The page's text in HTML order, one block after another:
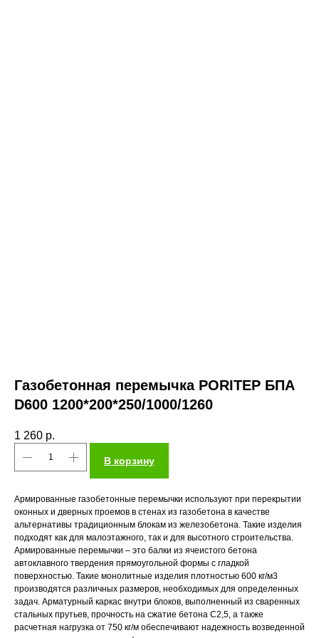
Газобетонная перемычка PORITEP БПА
D600 1200*200*250/1000/1260
1 260 р.
В корзину
Армированные газобетонные перемычки используют при перекрытии
оконных и дверных проемов в стенах из газобетона в качестве
альтернативы традиционным блокам из железобетона. Такие изделия
подходят как для малоэтажного, так и для высотного строительства.
Армированные перемычки – это балки из ячеистого бетона
автоклавного твердения прямоугольной формы с гладкой
поверхностью. Такие монолитные изделия плотностью 600 кг/м3
производятся различных размеров, необходимых для определенных
задач. Арматурный каркас внутри блоков, выполненный из сваренных
стальных прутьев, прочность на сжатие бетона С2,5, а также
расчетная нагрузка от 750 кг/м обеспечивают надежность возведенной